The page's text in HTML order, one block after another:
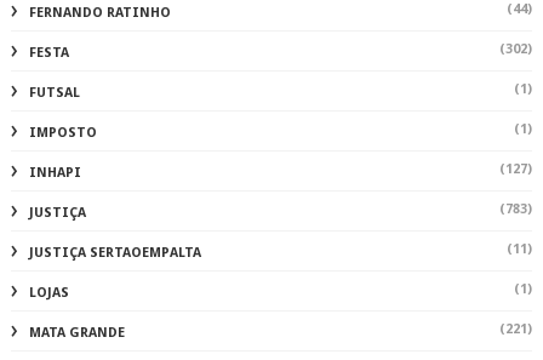
FERNANDO RATINHO (44)
FESTA (302)
FUTSAL (1)
IMPOSTO (1)
INHAPI (127)
JUSTIÇA (783)
JUSTIÇA SERTAOEMPALTA (11)
LOJAS (1)
MATA GRANDE (221)